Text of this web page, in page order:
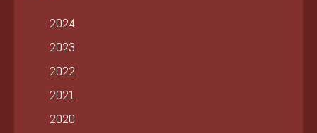
2024
2023
2022
2021
2020